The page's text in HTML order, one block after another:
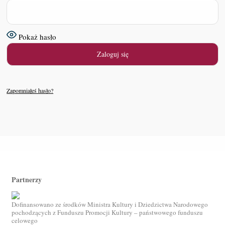
Pokaż hasło
Zapomniałeś hasło?
Partnerzy
Dofinansowano ze środków Ministra Kultury i Dziedzictwa Narodowego
pochodzących z Funduszu Promocji Kultury – państwowego funduszu
celowego